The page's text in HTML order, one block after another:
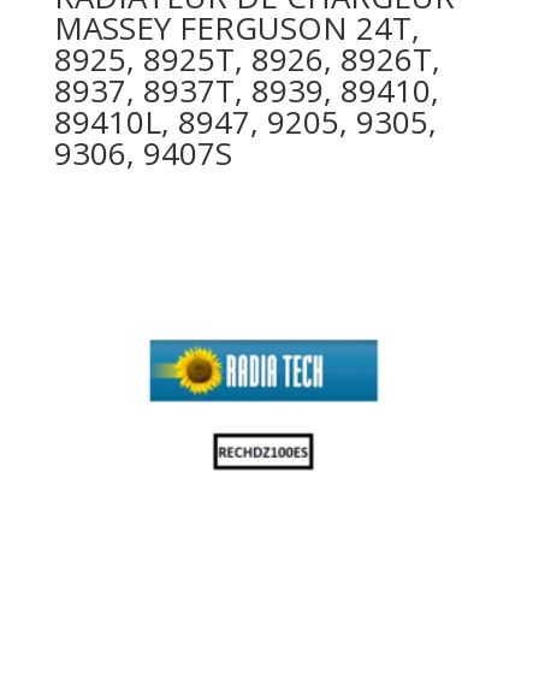
MASSEY FERGUSON 24T,
8925, 8925T, 8926, 8926T,
8937, 8937T, 8939, 89410,
89410L, 8947, 9205, 9305,
9306, 9407S